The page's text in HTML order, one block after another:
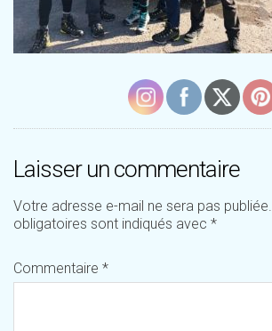
Laisser un commentaire
Votre adresse e-mail ne sera pas publiée.
obligatoires sont indiqués avec *
Commentaire *